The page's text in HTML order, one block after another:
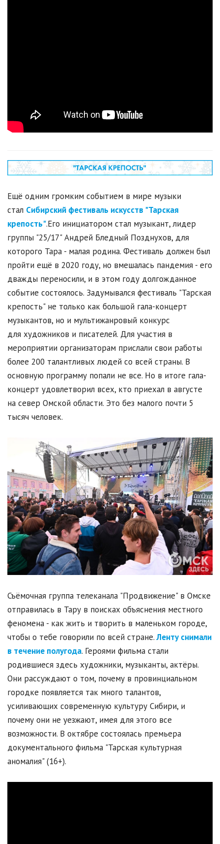
Ещё одним громким событием в мире музыки
стал Сибирский фестиваль искусств "Тарская
крепость".Его инициатором стал музыкант, лидер
группы "25/17" Андрей Бледный Позднухов, для
которого Тара - малая родина. Фестиваль должен был
пройти ещё в 2020 году, но вмешалась пандемия - его
дважды переносили, и в этом году долгожданное
событие состоялось. Задумывался фестиваль "Тарская
крепость" не только как большой гала-концерт
музыкантов, но и мультижанровый конкурс
для художников и писателей. Для участия в
мероприятии организаторам прислали свои работы
более 200 талантливых людей со всей страны. В
основную программу попали не все. Но в итоге гала-
концерт удовлетворил всех, кто приехал в августе
на север Омской области. Это без малого почти 5
тысяч человек.
Съёмочная группа телеканала "Продвижение" в Омске
отправилась в Тару в поисках объяснения местного
феномена - как жить и творить в маленьком городе,
чтобы о тебе говорили по всей стране.Ленту снимали
в течение полугода. Героями фильма стали
родившиеся здесь художники, музыканты, актёры.
Они рассуждают о том, почему в провинциальном
городке появляется так много талантов,
усиливающих современную культуру Сибири, и
почему они не уезжают, имея для этого все
возможности. В октябре состоялась премьера
документального фильма "Тарская культурная
аномалия" (16+).